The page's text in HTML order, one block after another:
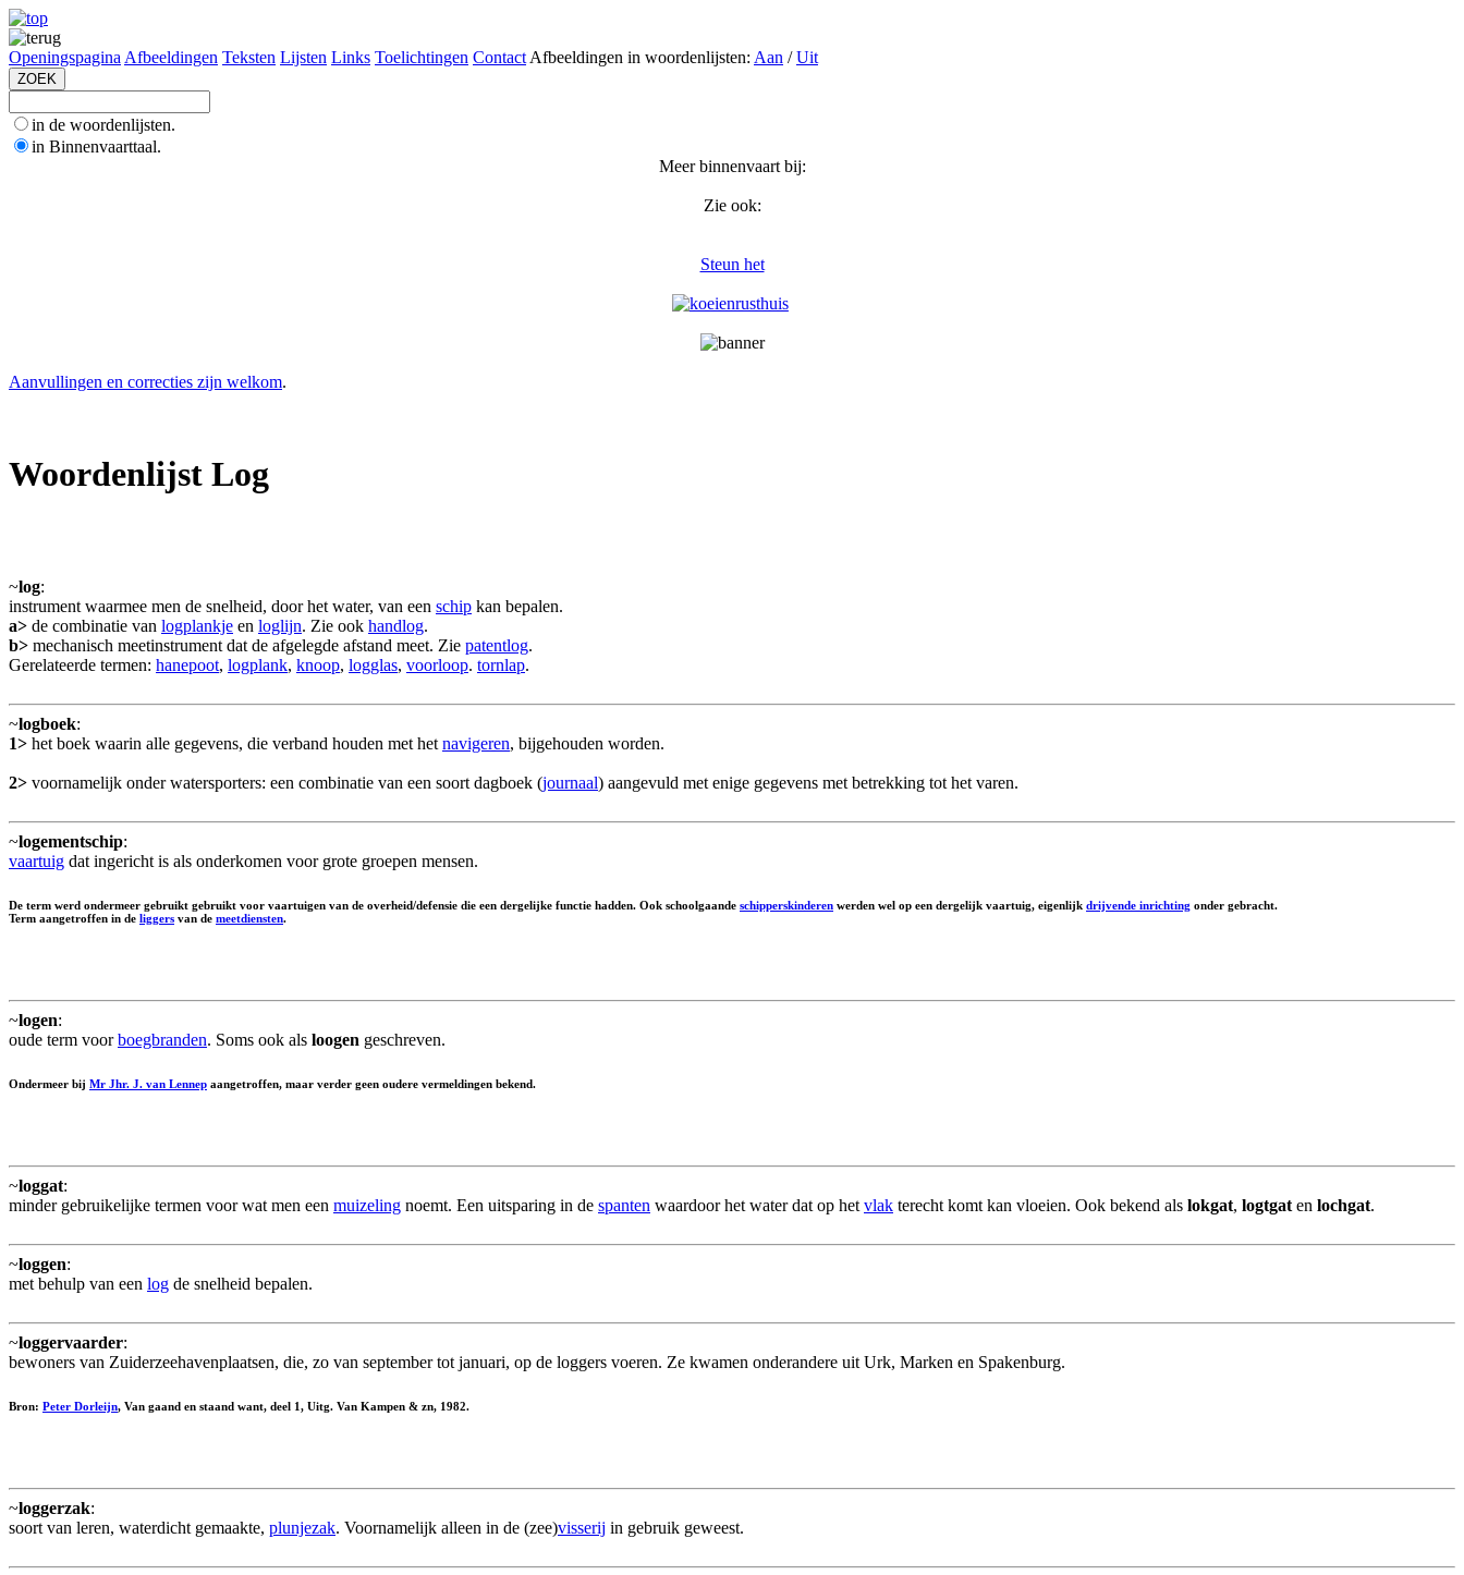
Openingspagina Afbeeldingen Teksten Lijsten Links Toelichtingen Contact Afbeeldingen in woordenlijsten: Aan /Uit
in de woordenlijsten.
in Binnenvaarttaal.
Meer binnenvaart bij:
Zie ook:
Steun het
Aanvullingen en correcties zijn welkom.
Woordenlijst Log
~log:
instrument waarmee men de snelheid, door het water, van een schip kan bepalen.
a> de combinatie van logplankje en loglijn. Zie ook handlog.
b> mechanisch meetinstrument dat de afgelegde afstand meet. Zie patentlog.
Gerelateerde termen: hanepoot, logplank, knoop, logglas, voorloop. tornlap.
~logboek:
1> het boek waarin alle gegevens, die verband houden met het navigeren, bijgehouden worden.
2> voornamelijk onder watersporters: een combinatie van een soort dagboek (journaal) aangevuld met enige gegevens met betrekking tot het varen.
~logementschip:
vaartuig dat ingericht is als onderkomen voor grote groepen mensen.
De term werd ondermeer gebruikt gebruikt voor vaartuigen van de overheid/defensie die een dergelijke functie hadden. Ook schoolgaande schipperskinderen werden wel op een dergelijk vaartuig, eigenlijk drijvende inrichting onder gebracht.
Term aangetroffen in de liggers van de meetdiensten.
~logen:
oude term voorboegbranden. Soms ook als loogen geschreven.
Ondermeer bij Mr Jhr. J. van Lennep aangetroffen, maar verder geen oudere vermeldingen bekend.
~loggat:
minder gebruikelijke termen voor wat men een muizeling noemt. Een uitsparing in de spanten waardoor het water dat op het vlak terecht komt kan vloeien. Ook bekend als lokgat, logtgat en lochgat.
~loggen:
met behulp van een log de snelheid bepalen.
~loggervaarder:
bewoners van Zuiderzeehavenplaatsen, die, zo van september tot januari, op de loggers voeren. Ze kwamen onderandere uit Urk, Marken en Spakenburg.
Bron: Peter Dorleijn, Van gaand en staand want, deel 1, Uitg. Van Kampen & zn, 1982.
~loggerzak:
soort van leren, waterdicht gemaakte, plunjezak. Voornamelijk alleen in de (zee)visserij in gebruik geweest.